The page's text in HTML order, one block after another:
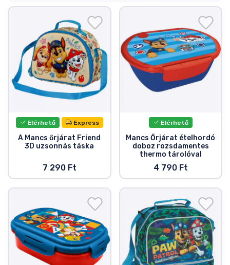
Elérhető Express
A Mancs őrjárat Friend
3D uzsonnás táska
7 290 Ft
Elérhető
Mancs Őrjárat ételhordó
doboz rozsdamentes
thermo tárolóval
4 790 Ft
Ajándékkártya
Szállítás és fizetés
Sorozatos cuccok
Filmes cuccok
Mesés cuccok
Animés cuccok
Gamer cuccok
Sportos cuccok
Zenés cuccok